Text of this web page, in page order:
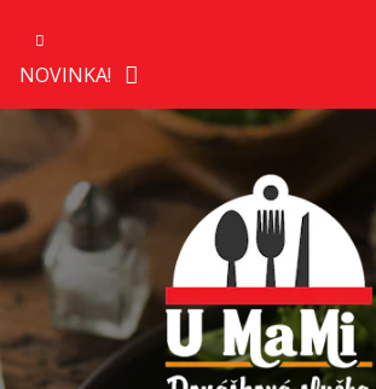
NOVINKA!